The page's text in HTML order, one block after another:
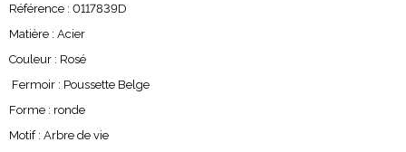
Référence : 0117839D
Matière : Acier
Couleur : Rosé
Fermoir : Poussette Belge
Forme : ronde
Motif : Arbre de vie